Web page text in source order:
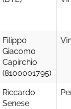
Filippo
Giacomo
Capirchio
(8100001795)
Riccardo
Senese